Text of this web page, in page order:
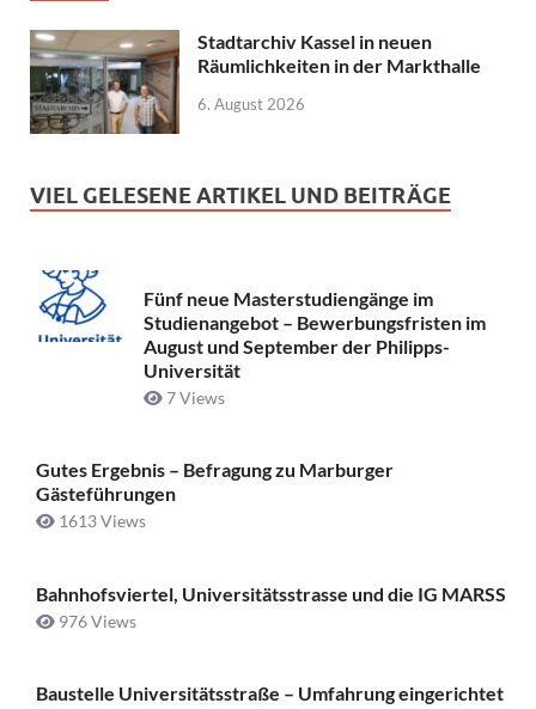
Stadtarchiv Kassel in neuen
Räumlichkeiten in der Markthalle
6. August 2026
VIEL GELESENE ARTIKEL UND BEITRÄGE
Fünf neue Masterstudiengänge im
Studienangebot – Bewerbungsfristen im
August und September der Philipps-
Universität
7 Views
Gutes Ergebnis – Befragung zu Marburger
Gästeführungen
1613 Views
Bahnhofsviertel, Universitätsstrasse und die IG MARSS
976 Views
Baustelle Universitätsstraße ­– Umfahrung eingerichtet